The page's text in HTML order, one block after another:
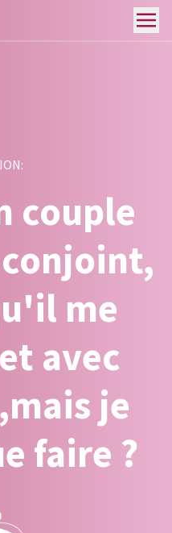
couple
me
avec
je
faire ?